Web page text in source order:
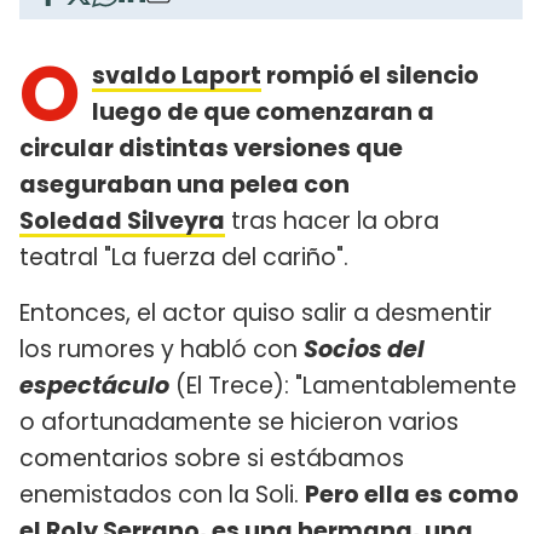
O svaldo Laport rompió el silencio
luego de que comenzaran a
circular distintas versiones que
aseguraban una pelea con
Soledad Silveyra tras hacer la obra
teatral "La fuerza del cariño".
Entonces, el actor quiso salir a desmentir
los rumores y habló con Socios del
espectáculo (El Trece): "Lamentablemente
o afortunadamente se hicieron varios
comentarios sobre si estábamos
enemistados con la Soli. Pero ella es como